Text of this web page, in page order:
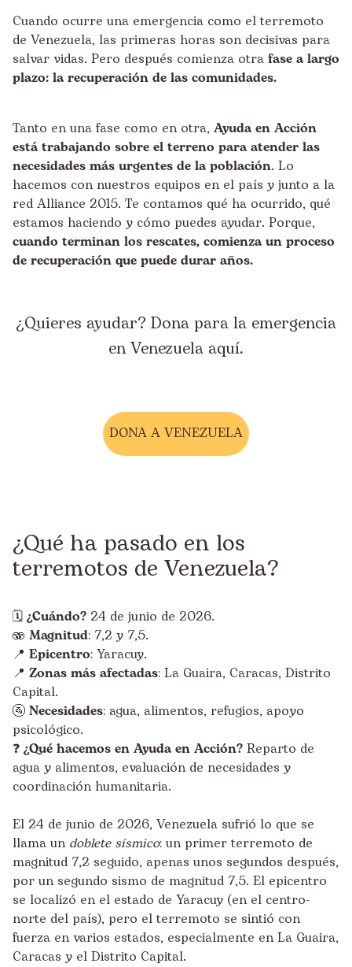
Cuando ocurre una emergencia como el terremoto
de Venezuela, las primeras horas son decisivas para
salvar vidas. Pero después comienza otra fase a largo
plazo: la recuperación de las comunidades.
Tanto en una fase como en otra, Ayuda en Acción
está trabajando sobre el terreno para atender las
necesidades más urgentes de la población. Lo
hacemos con nuestros equipos en el país y junto a la
red Alliance 2015. Te contamos qué ha ocurrido, qué
estamos haciendo y cómo puedes ayudar. Porque,
cuando terminan los rescates, comienza un proceso
de recuperación que puede durar años.
¿Quieres ayudar? Dona para la emergencia
en Venezuela aquí.
DONA A VENEZUELA
¿Qué ha pasado en los
terremotos de Venezuela?
🗓️ ¿Cuándo? 24 de junio de 2026.
🫨 Magnitud: 7,2 y 7,5.
📍 Epicentro: Yaracuy.
📍 Zonas más afectadas: La Guaira, Caracas, Distrito
Capital.
🚰 Necesidades: agua, alimentos, refugios, apoyo
psicológico.
❓ ¿Qué hacemos en Ayuda en Acción? Reparto de
agua y alimentos, evaluación de necesidades y
coordinación humanitaria.
El 24 de junio de 2026, Venezuela sufrió lo que se
llama un doblete sísmico: un primer terremoto de
magnitud 7,2 seguido, apenas unos segundos después,
por un segundo sismo de magnitud 7,5. El epicentro
se localizó en el estado de Yaracuy (en el centro-
norte del país), pero el terremoto se sintió con
fuerza en varios estados, especialmente en La Guaira,
Caracas y el Distrito Capital.